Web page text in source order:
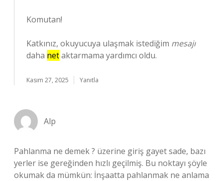
Komutan!
Katkınız, okuyucuya ulaşmak istediğim mesajı
daha netaktarmama yardımcı oldu.
Kasım 27, 2025 Yanıtla
Alp
Pahlanma ne demek ? üzerine giriş gayet sade, bazı
yerler ise gereğinden hızlı geçilmiş. Bu noktayı şöyle
okumak da mümkün: İnşaatta pahlanmak ne anlama